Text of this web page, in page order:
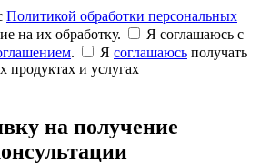
Политикой обработки персональных
на их обработку.
Я соглашаюсь c
. Я соглашаюсь получать
и услугах
на получение